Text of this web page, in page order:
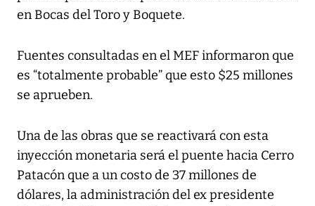
en Bocas del Toro y Boquete.
Fuentes consultadas en el MEF informaron que
es “totalmente probable” que esto $25 millones
se aprueben.
Una de las obras que se reactivará con esta
inyección monetaria será el puente hacia Cerro
Patacón que a un costo de 37 millones de
dólares, la administración del ex presidente